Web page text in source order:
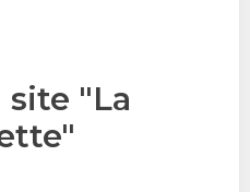
site "La